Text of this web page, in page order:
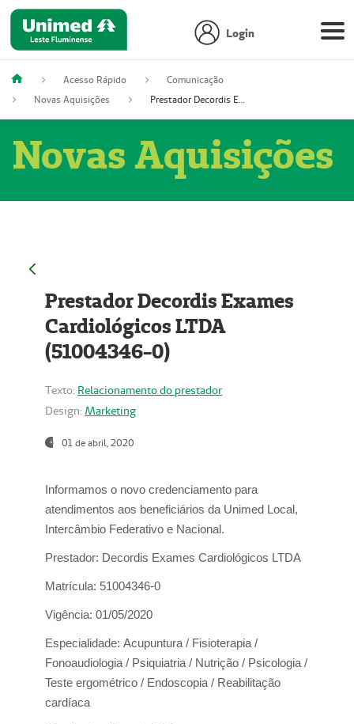
Login
Acesso Rápido
Comunicação
Novas Aquisições
Prestador Decordis Exames Cardiológicos LTDA (51004346-0)
Novas Aquisições
Prestador Decordis Exames
Cardiológicos LTDA
(51004346-0)
Texto: Relacionamento do prestador
Design: Marketing
01 de abril, 2020
Informamos o novo credenciamento para
atendimentos aos beneficiários da Unimed Local,
Intercâmbio Federativo e Nacional.
Prestador: Decordis Exames Cardiológicos LTDA
Matrícula: 51004346-0
Vigência: 01/05/2020
Especialidade: Acupuntura / Fisioterapia /
Fonoaudiologia / Psiquiatria / Nutrição / Psicologia /
Teste ergométrico / Endoscopia / Reabilitação
cardíaca